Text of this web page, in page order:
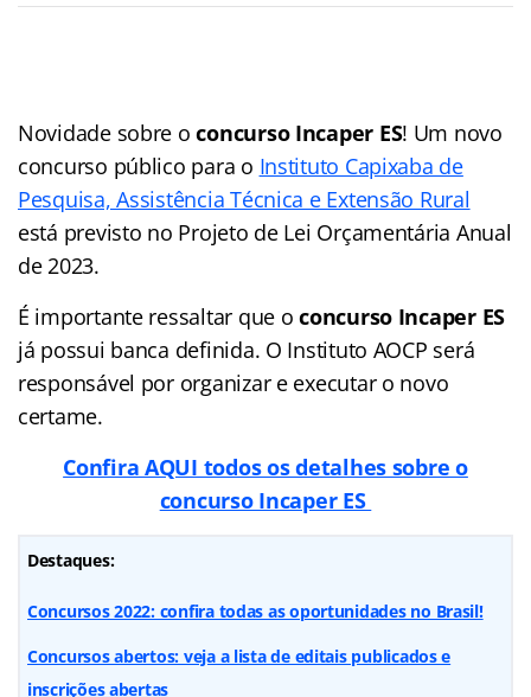
Novidade sobre oconcurso Incaper ES! Um novo
concurso público para o Instituto Capixaba de
Pesquisa, Assistência Técnica e Extensão Rural
está previsto no Projeto de Lei Orçamentária Anual
de 2023.
É importante ressaltar que oconcurso Incaper ES
já possui banca definida. O Instituto AOCP será
responsável por organizar e executar o novo
certame.
Confira AQUI todos os detalhes sobre o
concurso Incaper ES
Destaques:
Concursos 2022: confira todas as oportunidades no Brasil!
Concursos abertos: veja a lista de editais publicados e
inscrições abertas